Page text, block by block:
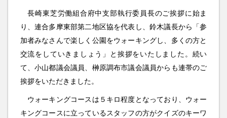
長崎東芝労働組合府中支部執行委員長のご挨拶に始ま
り、連合多摩東部第二地区協を代表し、鈴木議長から「参
加者みなさんで楽しく公園をウォーキングし、多くの方と
交流をしていきましょう」と挨拶をいたしました。続い
て、小山都議会議員、榊原調布市議会議員からも連帯のご
挨拶をいただきました。
ウォーキングコースは５キロ程度となっており、ウォー
キングコースに立っているスタッフの方がクイズのキーワ